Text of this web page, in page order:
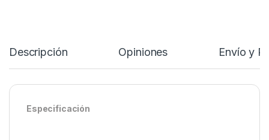
Descripción Opiniones Envío y
Especificación